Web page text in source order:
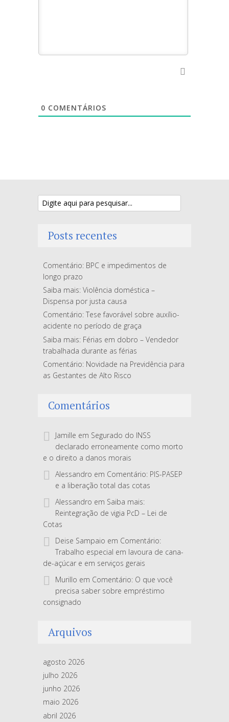
0 COMENTÁRIOS
Posts recentes
Comentário: BPC e impedimentos de
longo prazo
Saiba mais: Violência doméstica –
Dispensa por justa causa
Comentário: Tese favorável sobre auxílio-
acidente no período de graça
Saiba mais: Férias em dobro – Vendedor
trabalhada durante as férias
Comentário: Novidade na Previdência para
as Gestantes de Alto Risco
Comentários
Jamille em Segurado do INSS
declarado erroneamente como morto
e o direito a danos morais
Alessandro em Comentário: PIS-PASEP
e a liberação total das cotas
Alessandro em Saiba mais:
Reintegração de vigia PcD – Lei de
Cotas
Deise Sampaio em Comentário:
Trabalho especial em lavoura de cana-
de-açúcar e em serviços gerais
Murillo em Comentário: O que você
precisa saber sobre empréstimo
consignado
Arquivos
agosto 2026
julho 2026
junho 2026
maio 2026
abril 2026